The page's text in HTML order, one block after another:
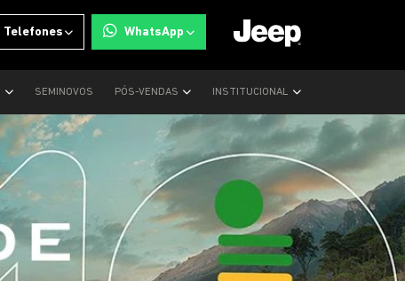
Telefones WhatsApp
SEMINOVOS PÓS-VENDAS INSTITUCIONAL